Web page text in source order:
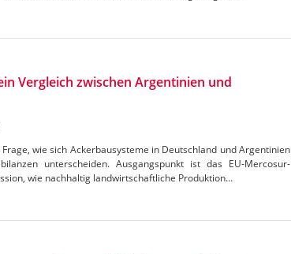
Vergleich zwischen Argentinien und
wie sich Ackerbausysteme in Deutschland und Argentinien
unterscheiden. Ausgangspunkt ist das EU-Mercosur-
wie nachhaltig landwirtschaftliche Produktion…